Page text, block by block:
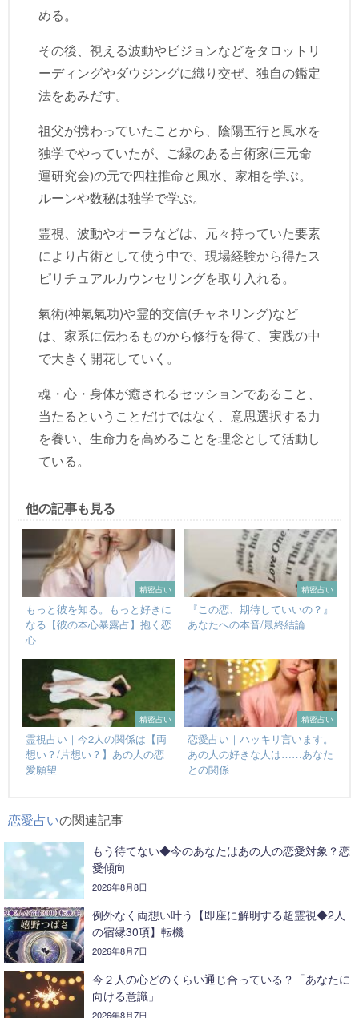
める。
その後、視える波動やビジョンなどをタロットリ
ーディングやダウジングに織り交ぜ、独自の鑑定
法をあみだす。
祖父が携わっていたことから、陰陽五行と風水を
独学でやっていたが、ご縁のある占術家(三元命
運研究会)の元で四柱推命と風水、家相を学ぶ。
ルーンや数秘は独学で学ぶ。
霊視、波動やオーラなどは、元々持っていた要素
により占術として使う中で、現場経験から得たス
ピリチュアルカウンセリングを取り入れる。
氣術(神氣氣功)や霊的交信(チャネリング)など
は、家系に伝わるものから修行を得て、実践の中
で大きく開花していく。
魂・心・身体が癒されるセッションであること、
当たるということだけではなく、意思選択する力
を養い、生命力を高めることを理念として活動し
ている。
他の記事も見る
精密占い
もっと彼を知る。もっと好きに
なる【彼の本心暴露占】抱く恋
心
精密占い
『この恋、期待していいの？』
あなたへの本音/最終結論
精密占い
霊視占い｜今2人の関係は【両
想い？/片想い？】あの人の恋
愛願望
精密占い
恋愛占い｜ハッキリ言います。
あの人の好きな人は……あなた
との関係
恋愛占いの関連記事
もう待てない◆今のあなたはあの人の恋愛対象？恋
愛傾向
2026年8月8日
例外なく両想い叶う【即座に解明する超霊視◆2人
の宿縁30項】転機
2026年8月7日
今２人の心どのくらい通じ合っている？「あなたに
向ける意識」
2026年8月7日